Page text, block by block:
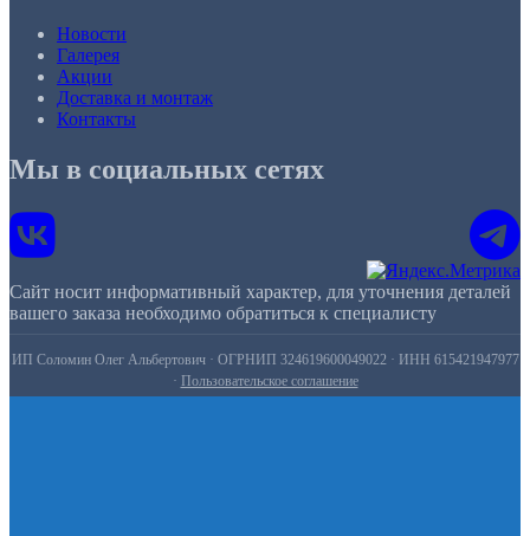
Новости
Галерея
Акции
Доставка и монтаж
Контакты
Мы в социальных сетях
Сайт носит информативный характер, для уточнения деталей
вашего заказа необходимо обратиться к специалисту
ИП Соломин Олег Альбертович · ОГРНИП 324619600049022 · ИНН 615421947977
· Пользовательское соглашение